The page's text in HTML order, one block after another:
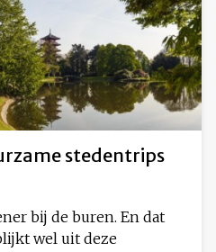
stedentrips
bij de buren. En dat
wel uit deze